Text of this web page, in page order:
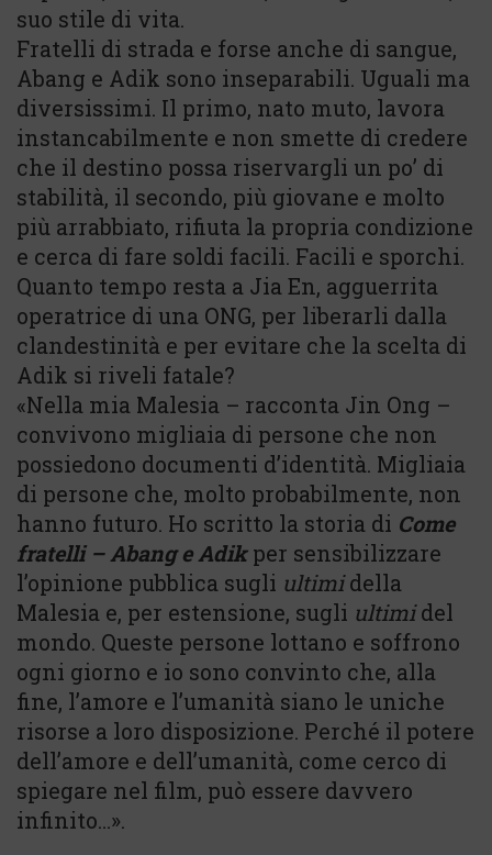
suo stile di vita.
Fratelli di strada e forse anche di sangue,
Abang e Adik sono inseparabili. Uguali ma
diversissimi. Il primo, nato muto, lavora
instancabilmente e non smette di credere
che il destino possa riservargli un po’ di
stabilità, il secondo, più giovane e molto
più arrabbiato, rifiuta la propria condizione
e cerca di fare soldi facili. Facili e sporchi.
Quanto tempo resta a Jia En, agguerrita
operatrice di una ONG, per liberarli dalla
clandestinità e per evitare che la scelta di
Adik si riveli fatale?
«Nella mia Malesia – racconta Jin Ong –
convivono migliaia di persone che non
possiedono documenti d’identità. Migliaia
di persone che, molto probabilmente, non
hanno futuro. Ho scritto la storia di Come
fratelli – Abang e Adikper sensibilizzare
l’opinione pubblica sugli ultimidella
Malesia e, per estensione, sugli ultimidel
mondo. Queste persone lottano e soffrono
ogni giorno e io sono convinto che, alla
fine, l’amore e l’umanità siano le uniche
risorse a loro disposizione. Perché il potere
dell’amore e dell’umanità, come cerco di
spiegare nel film, può essere davvero
infinito…».